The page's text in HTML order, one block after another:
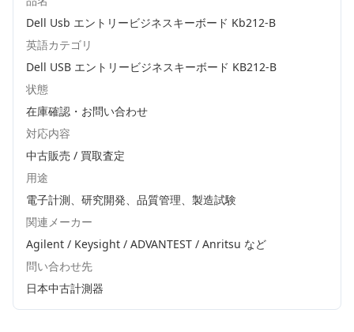
Dell Usb エントリービジネスキーボード Kb212-B
英語カテゴリ
Dell USB エントリービジネスキーボード KB212-B
状態
在庫確認・お問い合わせ
対応内容
中古販売 / 買取査定
用途
電子計測、研究開発、品質管理、製造試験
関連メーカー
Agilent / Keysight / ADVANTEST / Anritsu など
問い合わせ先
日本中古計測器